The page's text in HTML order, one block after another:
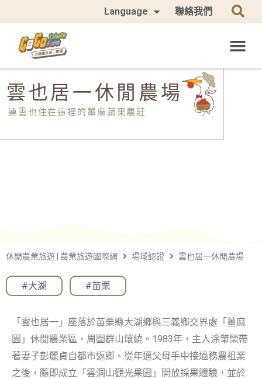
Language 聯絡我們
連雲也住在這裡的薑麻蔬果農莊
雲也居一休閒農場
休閒農業旅遊 | 農業旅遊國際網 場域認證 雲也居一休閒農場
#大湖 #苗栗
「雲也居一」座落於苗栗縣大湖鄉與三義鄉交界處「薑麻
園」休閒農業區，周圍群山環繞。1983年，主人涂肇榮帶
著妻子彭麗貞自都市返鄉、從年邁父母手中接過務農祖業
之後，隨即成立「雲洞山觀光果園」開放採果體驗，並於